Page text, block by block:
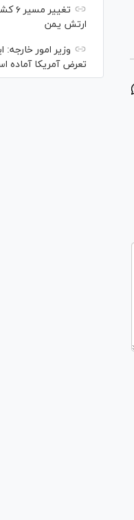
ارتش یمن
وزیر امور خارجه:
تعرض آمریکا آماده